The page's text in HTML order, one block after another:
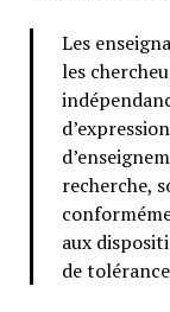
Les
les
recherche,
aux
de